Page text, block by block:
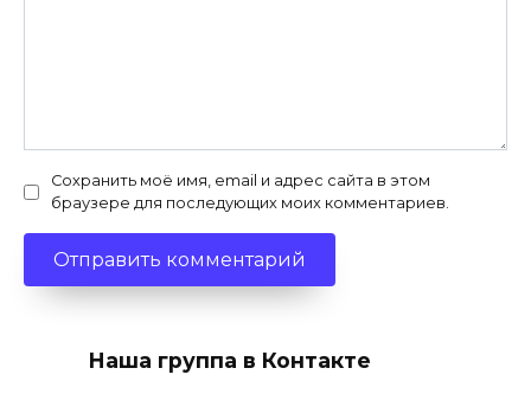
Сохранить моё имя, email и адрес сайта в этом
браузере для последующих моих комментариев.
Наша группа в Контакте